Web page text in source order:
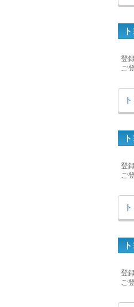
登
ご
登
ご
登
ご